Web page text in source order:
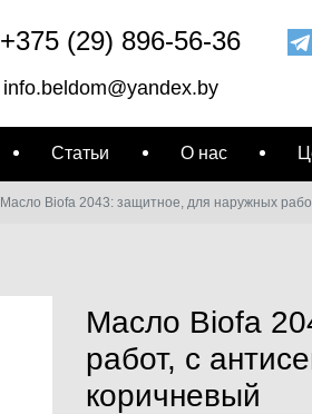
+375 (29) 896-56-36
info.beldom@yandex.by
Статьи О нас
Масло Biofa 2043: защитное, для наружных
Масло Biofa
работ, с
коричневый